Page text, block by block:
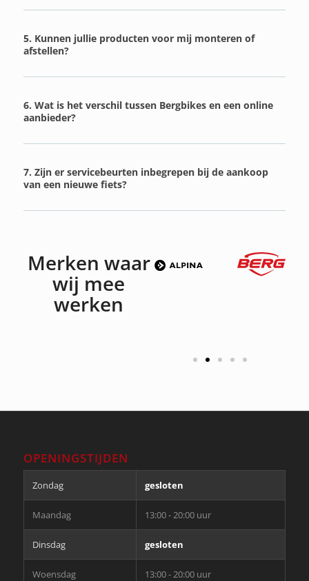
5. Kunnen jullie producten voor mij monteren of
afstellen?
6. Wat is het verschil tussen Bergbikes en een online
aanbieder?
7. Zijn er servicebeurten inbegrepen bij de aankoop
van een nieuwe fiets?
Merken waar
wij mee
werken
OPENINGSTIJDEN
Zondag gesloten
Maandag 13:00 - 20:00 uur
Dinsdag gesloten
Woensdag 13:00 - 20:00 uur